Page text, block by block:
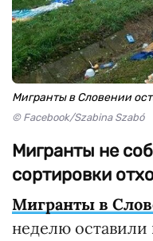
Мигранты в Словении
© Facebook/Szabina Szabó
Мигранты не
сортировки
Мигранты в
неделю оставили